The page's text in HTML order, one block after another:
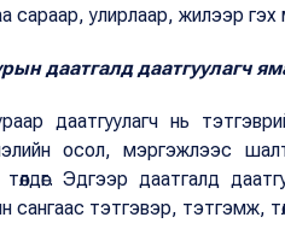
сараар, улирлаар, жилээр гэх
даатгалд даатгуулагч
даатгуулагч нь
осол, мэргэжлээс
Эдгээр даатгалд
сангаас тэтгэвэр, тэтгэмж,